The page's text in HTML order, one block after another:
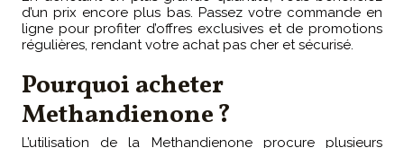
d’un prix encore plus bas. Passez votre commande en
ligne pour profiter d’offres exclusives et de promotions
régulières, rendant votre achat pas cher et sécurisé.
Pourquoi acheter
Methandienone ?
L’utilisation de la Methandienone procure plusieurs